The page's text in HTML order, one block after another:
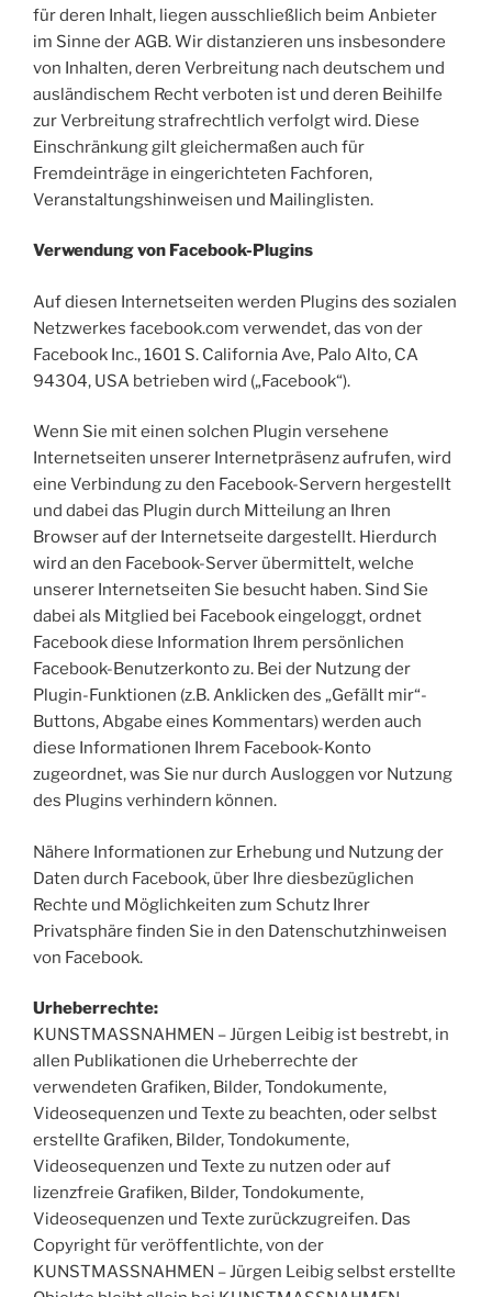
für deren Inhalt, liegen ausschließlich beim Anbieter
im Sinne der AGB. Wir distanzieren uns insbesondere
von Inhalten, deren Verbreitung nach deutschem und
ausländischem Recht verboten ist und deren Beihilfe
zur Verbreitung strafrechtlich verfolgt wird. Diese
Einschränkung gilt gleichermaßen auch für
Fremdeinträge in eingerichteten Fachforen,
Veranstaltungshinweisen und Mailinglisten.
Verwendung von Facebook-Plugins
Auf diesen Internetseiten werden Plugins des sozialen
Netzwerkes facebook.com verwendet, das von der
Facebook Inc., 1601 S. California Ave, Palo Alto, CA
94304, USA betrieben wird („Facebook“).
Wenn Sie mit einen solchen Plugin versehene
Internetseiten unserer Internetpräsenz aufrufen, wird
eine Verbindung zu den Facebook-Servern hergestellt
und dabei das Plugin durch Mitteilung an Ihren
Browser auf der Internetseite dargestellt. Hierdurch
wird an den Facebook-Server übermittelt, welche
unserer Internetseiten Sie besucht haben. Sind Sie
dabei als Mitglied bei Facebook eingeloggt, ordnet
Facebook diese Information Ihrem persönlichen
Facebook-Benutzerkonto zu. Bei der Nutzung der
Plugin-Funktionen (z.B. Anklicken des „Gefällt mir“-
Buttons, Abgabe eines Kommentars) werden auch
diese Informationen Ihrem Facebook-Konto
zugeordnet, was Sie nur durch Ausloggen vor Nutzung
des Plugins verhindern können.
Nähere Informationen zur Erhebung und Nutzung der
Daten durch Facebook, über Ihre diesbezüglichen
Rechte und Möglichkeiten zum Schutz Ihrer
Privatsphäre finden Sie in den Datenschutzhinweisen
von Facebook.
Urheberrechte:
KUNSTMASSNAHMEN – Jürgen Leibig ist bestrebt, in
allen Publikationen die Urheberrechte der
verwendeten Grafiken, Bilder, Tondokumente,
Videosequenzen und Texte zu beachten, oder selbst
erstellte Grafiken, Bilder, Tondokumente,
Videosequenzen und Texte zu nutzen oder auf
lizenzfreie Grafiken, Bilder, Tondokumente,
Videosequenzen und Texte zurückzugreifen. Das
Copyright für veröffentlichte, von der
KUNSTMASSNAHMEN – Jürgen Leibig selbst erstellte